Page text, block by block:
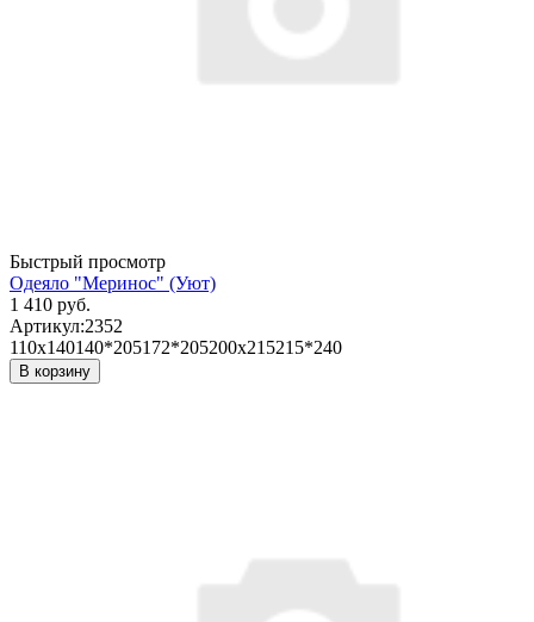
Быстрый просмотр
Одеяло "Меринос" (Уют)
1 410 руб.
Артикул:2352
110х140140*205172*205200х215215*240
В корзину